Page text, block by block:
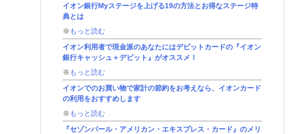
イオン銀行Myステージを上げる19の方法とお得なステージ特
典とは
※ もっと読む
イオン利用者で現金派のあなたにはデビットカードの『イオン
銀行キャッシュ＋デビット』がオススメ！
※ もっと読む
イオンでのお買い物で家計の節約をお考えなら、イオンカード
の利用をおすすめします
※ もっと読む
『セゾンパール・アメリカン・エキスプレス・カード』のメリ